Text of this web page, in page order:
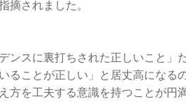
摘されました。
ンスに裏打ちされた正しいこと」
ることが正しい」と居丈高になる
方を工夫する意識を持つことが円